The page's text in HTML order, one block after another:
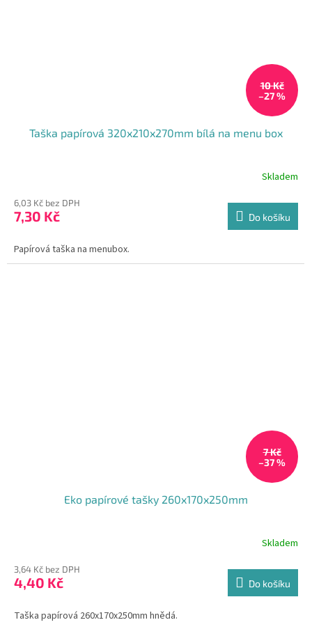
10 Kč
–27 %
Taška papírová 320x210x270mm bílá na menu box
produktu
je
z
Skladem
6,03 Kč bez DPH
7,30 Kč Do košíku
Papírová taška na menubox.
7 Kč
–37 %
Eko papírové tašky 260x170x250mm
produktu
je
z
Skladem
3,64 Kč bez DPH
4,40 Kč Do košíku
Taška papírová 260x170x250mm hnědá.